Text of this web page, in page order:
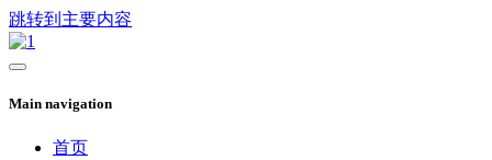
跳转到主要内容
Main navigation
首页